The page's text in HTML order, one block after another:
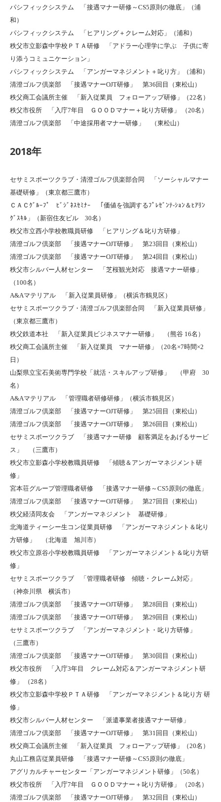
パシフィックシステム 「接遇マナー研修～CS5原則の徹底」（浦
和）
パシフィックシステム 「ヒアリング＋クレーム対応」（浦和）
秩父市立影森中学校ＰＴＡ研修 「アドラー心理学に学ぶ 子供に寄
り添うコミュニケーション」
パシフィックシステム 「アンガーマネジメント＋叱り方」（浦和）
清澄ゴルフ倶楽部 「接遇マナーOJT研修」 第36回目（東松山）
秩父商工会議所主催 「新入従業員 フォローアップ研修」（22名）
秩父市役所 「入庁7年目 ＧＯＯＤマナー＋叱り方研修」 （20名）
清澄ゴルフ倶楽部 「中途採用者マナー研修」 （東松山）
2018年
セサミスポーツクラブ・清澄ゴルフ倶楽部合同 「ソーシャルマナー
基礎研修」（東京都三鷹市）
ＣＡＣｸﾞﾙｰﾌﾟ ﾋﾞｼﾞﾈｽｾﾐﾅｰ 「価値を強調するﾌﾟﾚｾﾞﾝﾃ-ｼｮﾝ＆ﾋｱﾘﾝ
ｸﾞｽｷﾙ」（新宿住友ビル 30名）
秩父市立西小学校教職員研修 「ヒアリング＆叱り方研修」
清澄ゴルフ倶楽部 「接遇マナーOJT研修」 第23回目（東松山）
清澄ゴルフ倶楽部 「接遇マナーOJT研修」 第24回目（東松山）
秩父市シルバー人材センター 「芝桜観光対応 接遇マナー研修」
（100名）
A&Aマテリアル 「新入従業員研修」（横浜市鶴見区）
セサミスポーツクラブ・清澄ゴルフ倶楽部合同 「新入従業員研修」
（東京都三鷹市）
秩父鉄道本社 「新入従業員ビジネスマナー研修」 （熊谷 16名）
秩父商工会議所主催 「新入従業員 マナー研修」（20名×7時間×2
日）
山梨県立宝石美術専門学校「就活・スキルアップ研修」 （甲府 30
名）
A&Aマテリアル 「管理職者研修研修」（横浜市鶴見区）
清澄ゴルフ倶楽部 「接遇マナーOJT研修」 第25回目（東松山）
清澄ゴルフ倶楽部 「接遇マナーOJT研修」 第26回目（東松山）
セサミスポーツクラブ 「接遇マナー研修 顧客満足をあげるサービ
ス」 （三鷹市）
秩父市立影森小学校教職員研修 「傾聴＆アンガーマネジメント研
修」
宮本荘グループ管理職者研修 「接遇マナー研修～CS5原則の徹底」
清澄ゴルフ倶楽部 「接遇マナーOJT研修」 第27回目（東松山）
秩父経済同友会 「アンガーマネジメント 基礎研修」
北海道ティーシー生コン従業員研修 「アンガーマネジメント＆叱り
方研修」 （北海道 旭川市）
秩父市立原谷小学校教職員研修 「アンガーマネジメント＆叱り方研
修」
セサミスポーツクラブ 「管理職者研修 傾聴・クレーム対応」
（神奈川県 横浜市）
清澄ゴルフ倶楽部 「接遇マナーOJT研修」 第28回目（東松山）
清澄ゴルフ倶楽部 「接遇マナーOJT研修」 第29回目（東松山）
セサミスポーツクラブ 「アンガーマネジメント・叱り方研修」
（三鷹市）
清澄ゴルフ倶楽部 「接遇マナーOJT研修」 第30回目（東松山）
秩父市役所 「入庁3年目 クレーム対応＆アンガーマネジメント研
修」 （28名）
秩父市立影森中学校ＰＴＡ研修 「アンガーマネジメント＆叱り方 研
修」
秩父市シルバー人材センター 「派遣事業者接遇マナー研修」
清澄ゴルフ倶楽部 「接遇マナーOJT研修」 第31回目（東松山）
秩父商工会議所主催 「新入従業員 フォローアップ研修」（20名）
丸山工務店従業員研修 「接遇マナー研修～CS5原則の徹底」
アグリカルチャーセンター「アンガーマネジメント研修」（50名）
秩父市役所 「入庁7年目 ＧＯＯＤマナー＋叱り方研修」 （20名）
清澄ゴルフ倶楽部 「接遇マナーOJT研修」 第32回目（東松山）